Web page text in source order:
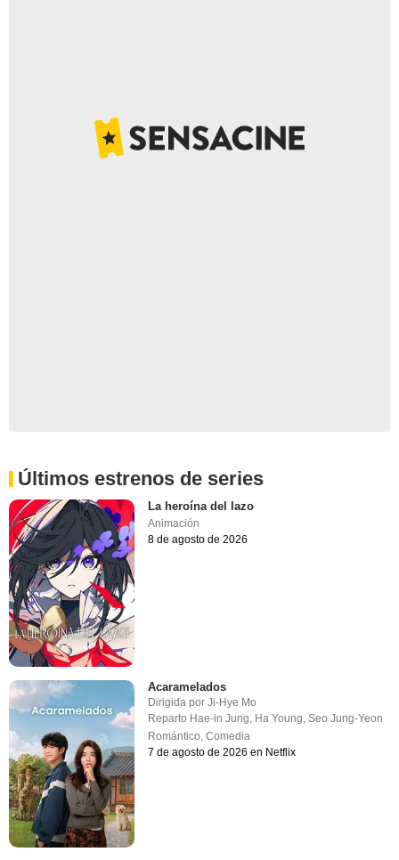
Últimos estrenos de series
La heroína del lazo
Animación
8 de agosto de 2026
Acaramelados
Dirigida porJi-Hye Mo
Reparto Hae-in Jung, Ha Young,Seo Jung-Yeon
Romántico,Comedia
7 de agosto de 2026 en Netflix